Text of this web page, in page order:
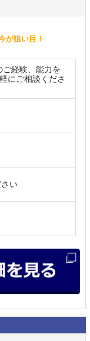
が狙い目！
経験、能力を
にご相談くださ
い